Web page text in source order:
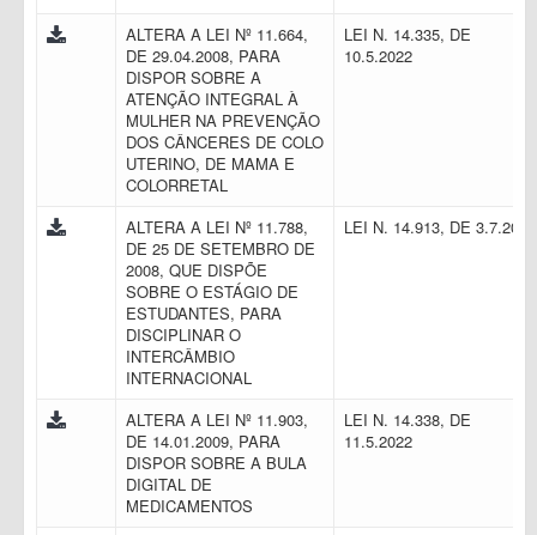
ALTERA A LEI Nº 11.664,
DE 29.04.2008, PARA
DISPOR SOBRE A
ATENÇÃO INTEGRAL À
MULHER NA PREVENÇÃO
DOS CÂNCERES DE COLO
UTERINO, DE MAMA E
COLORRETAL
LEI N. 14.335, DE
10.5.2022
ALTERA A LEI Nº 11.788,
DE 25 DE SETEMBRO DE
2008, QUE DISPÕE
SOBRE O ESTÁGIO DE
ESTUDANTES, PARA
DISCIPLINAR O
INTERCÂMBIO
INTERNACIONAL
LEI N. 14.913, DE
ALTERA A LEI Nº 11.903,
DE 14.01.2009, PARA
DISPOR SOBRE A BULA
DIGITAL DE
MEDICAMENTOS
LEI N. 14.338, DE
11.5.2022